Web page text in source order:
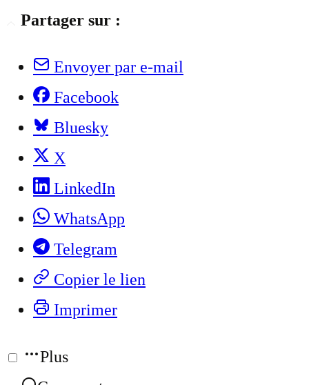
Partager sur :
Envoyer par e-mail
Facebook
Bluesky
X
LinkedIn
WhatsApp
Telegram
Copier le lien
Imprimer
Plus